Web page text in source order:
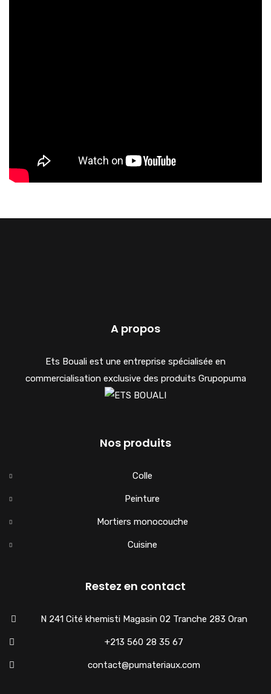
A propos
Ets Bouali est une entreprise spécialisée en
commercialisation exclusive des produits Grupopuma
Nos produits
Colle
Peinture
Mortiers monocouche
Cuisine
Restez en contact
N 241 Cité khemisti Magasin 02 Tranche 283 Oran
+213 560 28 35 67
contact@pumateriaux.com